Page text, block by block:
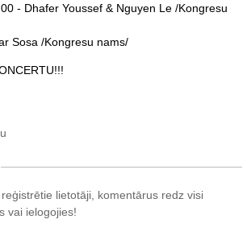
- Dhafer Youssef & Nguyen Le /Kongresu
Sosa /Kongresu nams/
lietotāji, komentārus redz visi
vai ielogojies!